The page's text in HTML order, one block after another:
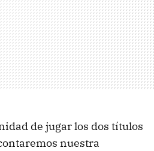
de jugar los dos títulos
nuestra